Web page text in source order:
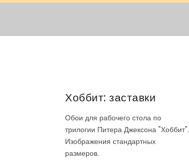
Хоббит: заставки
Обои для рабочего стола по
трилогии Питера Джексона "Хоббит".
Изображения стандартных
размеров.